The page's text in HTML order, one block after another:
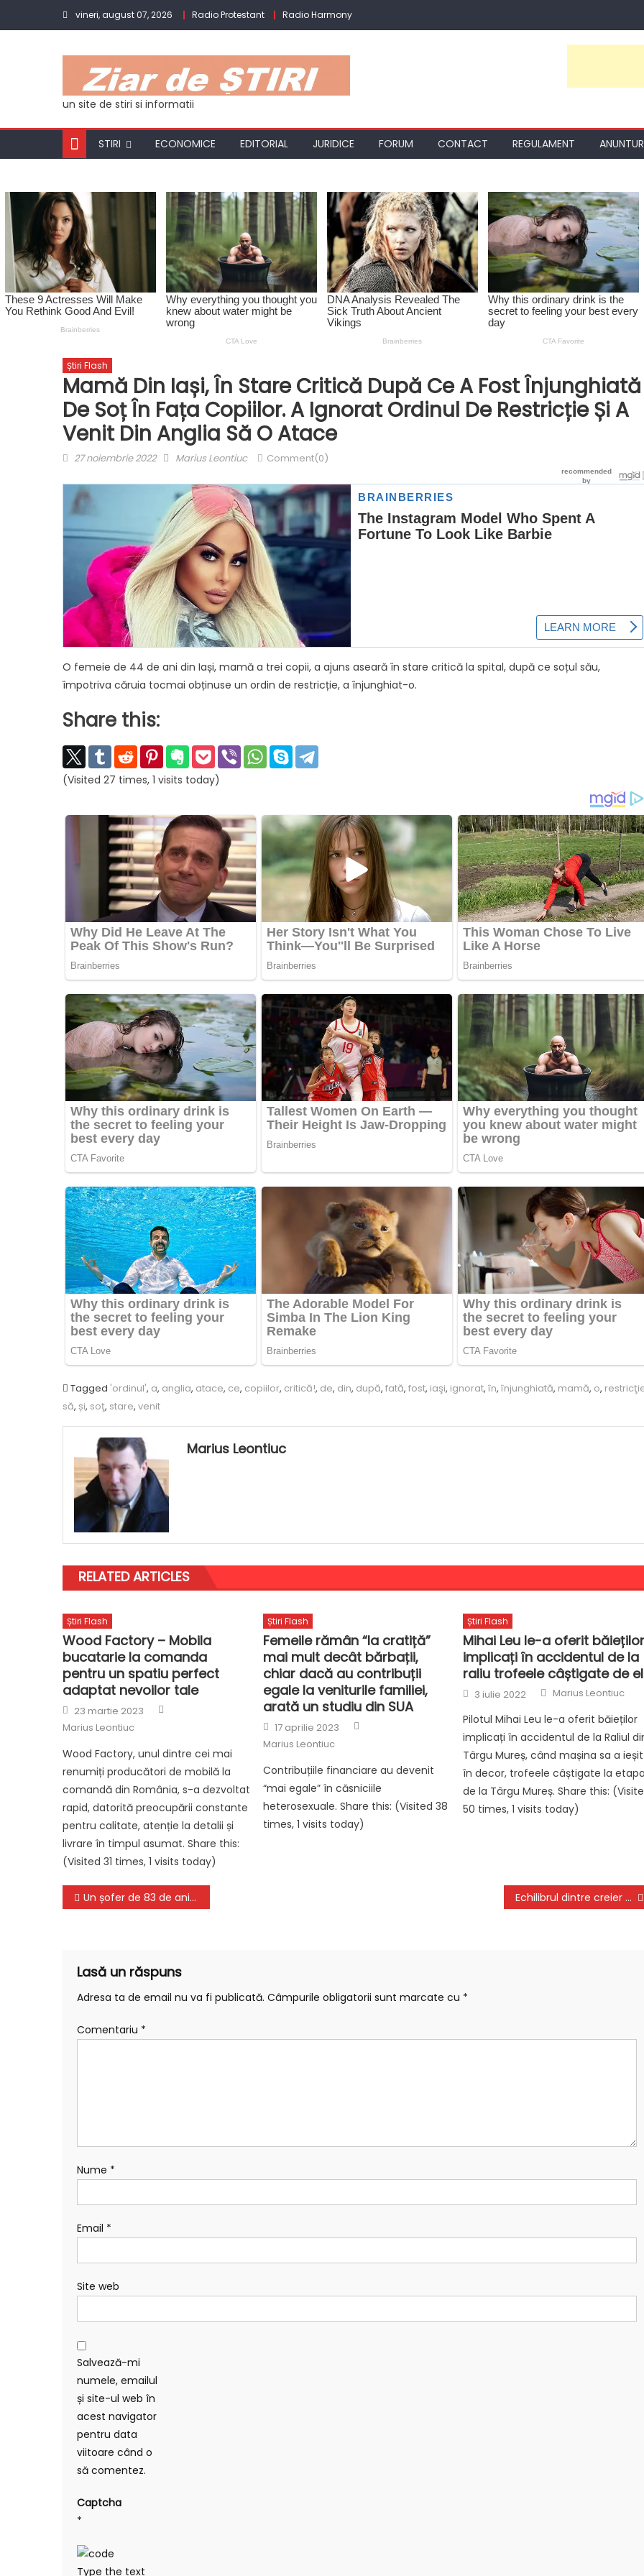
vineri, august 07, 2026 Radio Protestant Radio Harmony
un site de stiri si informatii
STIRI ECONOMICE EDITORIAL JURIDICE FORUM CONTACT REGULAMENT
Știri Flash
Mamă Din Iași, În Stare Critică După Ce A Fost Înjunghiată
De Soț În Fața Copiilor. A Ignorat Ordinul De Restricție Și A
Venit Din Anglia Să O Atace
Posted
27 noiembrie 2022 Author
Marius Leontiuc Comment(0)
O femeie de 44 de ani din Iași, mamă a trei copii, a ajuns aseară în stare critică la spital, după ce soțul său,
împotriva căruia tocmai obținuse un ordin de restricție, a înjunghiat-o.
Share this:
(Visited 27 times, 1 visits today)
Tagged 'ordinul', a, anglia, atace, ce, copiilor, critică!, de, din, după, fată, fost, iaşi, ignorat, în, înjunghiată, mamă, o,
să, și, soţ, stare, venit
Marius Leontiuc
RELATED ARTICLES
Știri Flash
Wood Factory – Mobila
bucatarie la comanda
pentru un spatiu perfect
adaptat nevoilor tale
Posted
on
23 martie 2023
Marius Leontiuc
Wood Factory, unul dintre cei mai
renumiți producători de mobilă la
comandă din România, s-a dezvoltat
rapid, datorită preocupării constante
pentru calitate, atenție la detalii și
livrare în timpul asumat. Share this:
(Visited 31 times, 1 visits today)
Știri Flash
Femeile rămân “la cratiță”
mai mult decât bărbații,
chiar dacă au contribuții
egale la veniturile familiei,
arată un studiu din SUA
Posted
on
17 aprilie 2023
Marius Leontiuc
Contribuțiile financiare au devenit
“mai egale” în căsniciile
heterosexuale. Share this: (Visited 38
times, 1 visits today)
Știri Flash
Mihai Leu le-a oferit
implicați în accidentul de la
raliu trofeele câștigate de el
Posted
on
3 iulie 2022 Author
Marius Leontiuc
Pilotul Mihai Leu le-a oferit băieților
implicați în accidentul de la Raliul
Târgu Mureș, când mașina sa a ieșit
în decor, trofeele câștigate la
de la Târgu Mureș. Share this:
50 times, 1 visits today)
Navigare
Un șofer de 83 de ani a omorât doi pietoni, după ce tocmai lovise un biciclist și fugise de la locul accidentului, în Argeș Echilibrul dintre creier și inimă, atunci când luăm lucrurile așa cum sunt. Marius Ghidel: “Ca să avem o viață fericită, trebuie să nu funcționăm pe ego”
Lasă un răspuns
Adresa ta de email nu va fi publicată. Câmpurile obligatorii sunt marcate cu *
Comentariu *
Nume *
Email *
Site web
Salvează-mi
numele, emailul
și site-ul web în
acest navigator
pentru data
viitoare când o
să comentez.
Captcha
*
Type the text